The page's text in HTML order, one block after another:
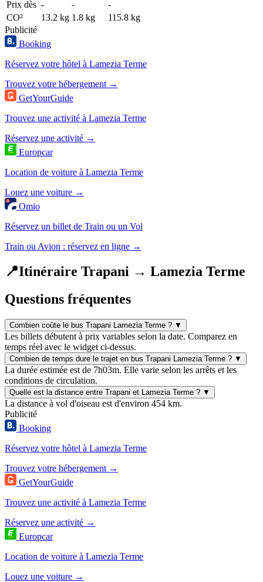
Prix dès - -
-
CO²
13.2 kg 1.8 kg
115.8 kg
Publicité
Booking
Réservez votre hôtel à Lamezia Terme
Trouvez votre hébergement →
GetYourGuide
Trouvez une activité à Lamezia Terme
Réservez une activité →
Europcar
Location de voiture à Lamezia Terme
Louez une voiture →
Omio
Réservez un billet de Train ou un Vol
Train ou Avion : réservez en ligne →
📍Itinéraire Trapani → Lamezia Terme
Questions fréquentes
Combien coûte le bus Trapani Lamezia Terme ? ▼
Les billets débutent à prix variables selon la date. Comparez en
temps réel avec le widget ci-dessus.
Combien de temps dure le trajet en bus Trapani Lamezia Terme ? ▼
La durée estimée est de 7h03m. Elle varie selon les arrêts et les
conditions de circulation.
Quelle est la distance entre Trapani et Lamezia Terme ? ▼
La distance à vol d'oiseau est d'environ 454 km.
Publicité
Booking
Réservez votre hôtel à Lamezia Terme
Trouvez votre hébergement →
GetYourGuide
Trouvez une activité à Lamezia Terme
Réservez une activité →
Europcar
Location de voiture à Lamezia Terme
Louez une voiture →